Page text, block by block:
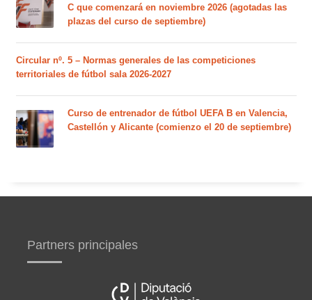
C que comenzará en noviembre 2026 (agotadas las
plazas del curso de septiembre)
Circular nº. 5 – Normas generales de las competiciones
territoriales de fútbol sala 2026-2027
Curso de entrenador de fútbol UEFA B en Valencia,
Castellón y Alicante (comienzo el 20 de septiembre)
Partners principales